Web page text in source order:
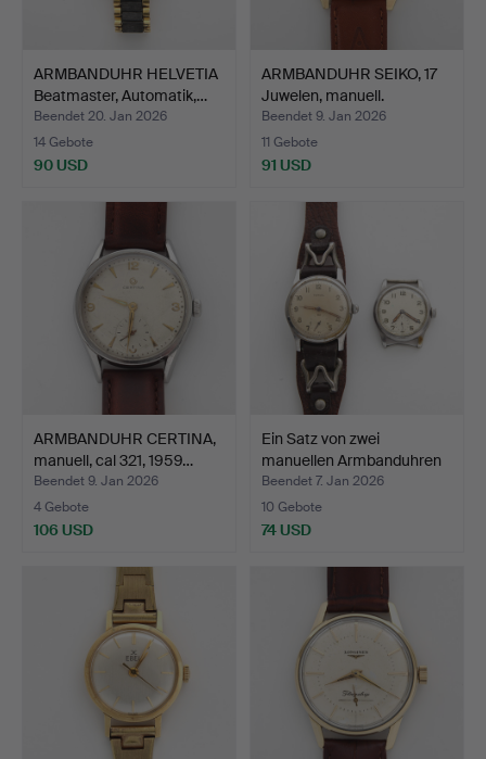
ARMBANDUHR HELVETIA
Beatmaster, Automatik,…
Beendet 20. Jan 2026
14 Gebote
90 USD
ARMBANDUHR SEIKO, 17
Juwelen, manuell.
Beendet 9. Jan 2026
11 Gebote
91 USD
ARMBANDUHR CERTINA,
manuell, cal 321, 1959…
Beendet 9. Jan 2026
4 Gebote
106 USD
Ein Satz von zwei
manuellen Armbanduhren
v…
Beendet 7. Jan 2026
10 Gebote
74 USD